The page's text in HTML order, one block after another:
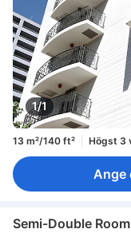
1/1
13 m²/140 ft² Högst 3
Ange
Semi-Double Room